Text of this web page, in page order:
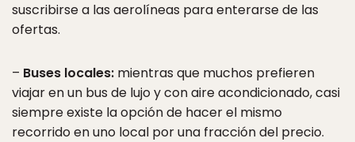
suscribirse a las aerolíneas para enterarse de las
ofertas.
– Buses locales: mientras que muchos prefieren
viajar en un bus de lujo y con aire acondicionado, casi
siempre existe la opción de hacer el mismo
recorrido en uno local por una fracción del precio.